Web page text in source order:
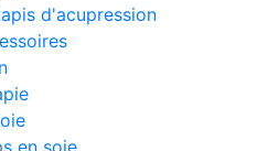
d'acupression
en soie